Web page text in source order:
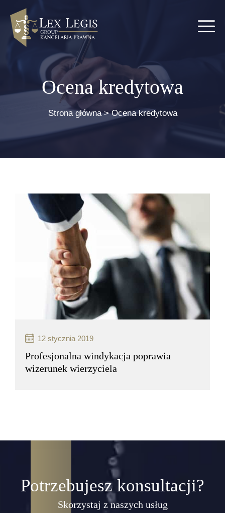
Ocena kredytowa
Strona główna>Ocena kredytowa
12 stycznia 2019
Profesjonalna windykacja poprawia
wizerunek wierzyciela
handlowe to problem większości
przedsiębiorstw, który staje się szczególnie
odczuwalny przy zahamowaniu tempa wzrostu
gospodarczego. Niezależnie czy działania
handlowe przedsiębiorstwa opierają się
na jednym…
Potrzebujesz konsultacji?
Skorzystaj z naszych usług